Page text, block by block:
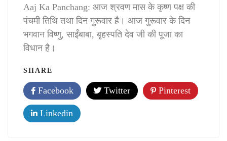
Aaj Ka Panchang: आज श्रवण मास के कृष्ण पक्ष की
पंचमी तिथि तथा दिन गुरूवार है। आज गुरूवार के दिन
भगवान विष्णु, साईंबाबा, बृहस्पति देव जी की पूजा का
विधान है।
SHARE
Facebook Twitter Pinterest
Linkedin